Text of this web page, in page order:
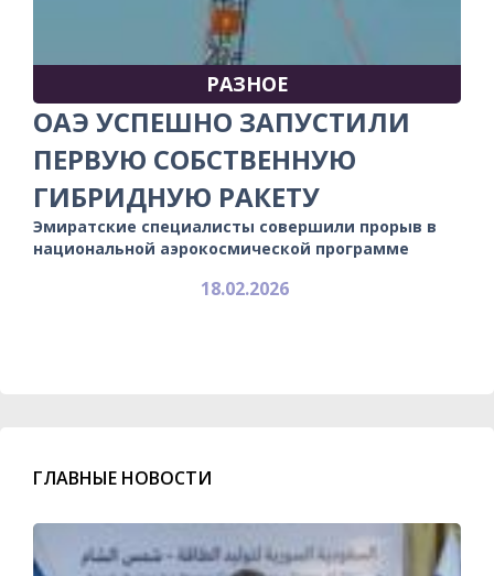
РАЗНОЕ
ОАЭ УСПЕШНО ЗАПУСТИЛИ
ПЕРВУЮ СОБСТВЕННУЮ
ГИБРИДНУЮ РАКЕТУ
Эмиратские специалисты совершили прорыв в
национальной аэрокосмической программе
18.02.2026
ГЛАВНЫЕ НОВОСТИ